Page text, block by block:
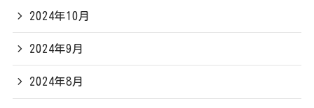
2024年10月
2024年9月
2024年8月